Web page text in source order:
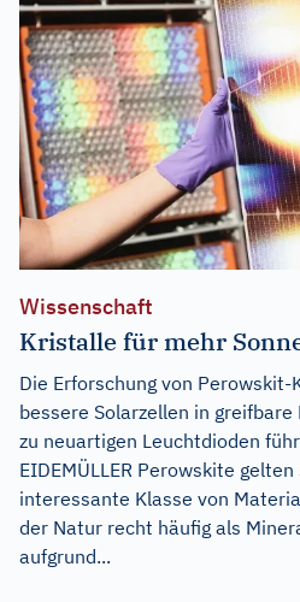
Wissenschaft
Kristalle für mehr
Die Erforschung von
bessere Solarzellen in
zu neuartigen Leuchtdioden
EIDEMÜLLER Perowskite
interessante Klasse von
der Natur recht häufig als
aufgrund...